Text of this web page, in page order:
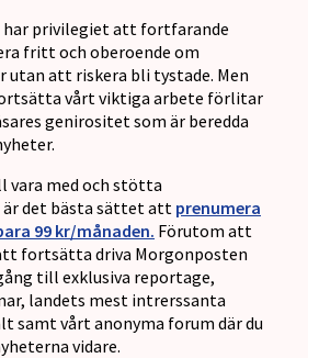
har privilegiet att fortfarande
fritt och oberoende om
utan att riskera bli tystade. Men
vårt viktiga arbete förlitar
genirositet som är beredda
vara med och stötta
det bästa sättet att prenumera
99 kr/månaden. Förutom att
fortsätta driva Morgonposten
till exklusiva reportage,
landets mest intrerssanta
samt vårt anonyma forum där du
vidare.